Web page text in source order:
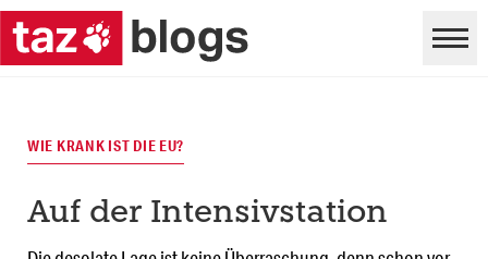
WIE KRANK IST DIE EU?
Auf der Intensivstation